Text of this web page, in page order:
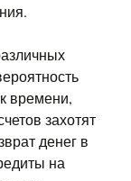
времени,
захотят
денег в
на